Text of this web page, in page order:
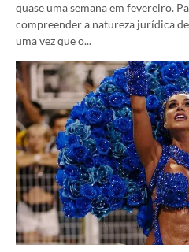
quase uma semana em fevereiro.
compreender a natureza jurídica
uma vez que o...